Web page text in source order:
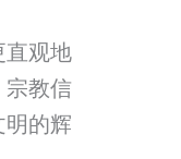
直观地
宗教信
的辉